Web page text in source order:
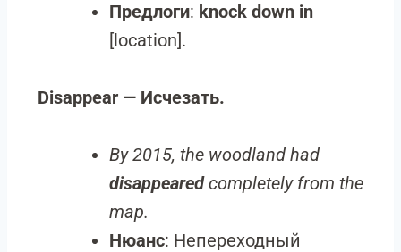
Предлоги: knock down in
[location].
Disappear — Исчезать.
By 2015, the woodland had
disappearedcompletely from the
map.
Нюанс: Непереходный